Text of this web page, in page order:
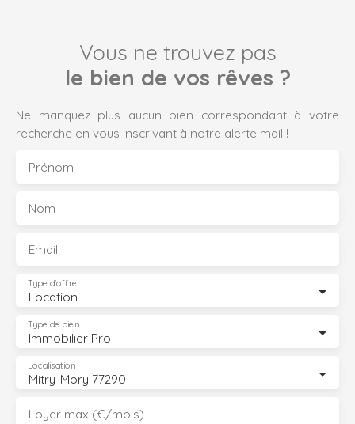
Vous ne trouvez pas
le bien de vos rêves ?
Ne manquez plus aucun bien correspondant à votre
recherche en vous inscrivant à notre alerte mail !
Prénom
Nom
Email
Location
Type d'offre
Immobilier Pro
Type de bien
Mitry-Mory 77290
Localisation
Loyer max (€/mois)